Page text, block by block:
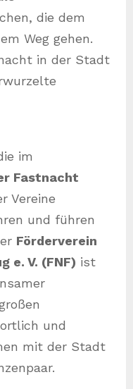
die dem
Weg gehen.
in der Stadt
im
Fastnacht
Vereine
und führen
Förderverein
e. V. (FNF) ist
und
mit der Stadt